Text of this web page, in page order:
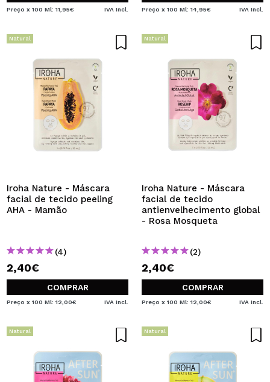
Preço x 100 Ml: 11,95€ IVA Incl. Preço x 100 Ml: 14,95€ IVA Incl.
Natural
Iroha Nature - Máscara
facial de tecido peeling
AHA - Mamão
(4)
2,40€
COMPRAR
Preço x 100 Ml: 12,00€ IVA Incl.
Natural
Iroha Nature - Máscara
facial de tecido
antienvelhecimento global
- Rosa Mosqueta
(2)
2,40€
COMPRAR
Preço x 100 Ml: 12,00€ IVA Incl.
Natural Natural